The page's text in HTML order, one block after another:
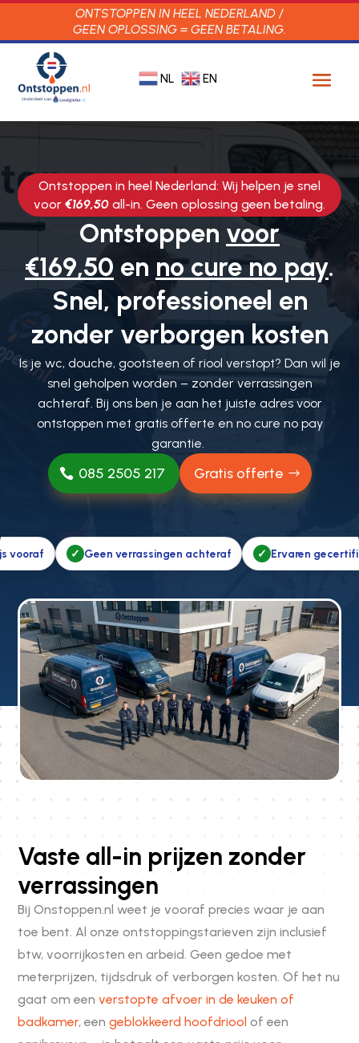
ONTSTOPPEN IN HEEL NEDERLAND /
GEEN OPLOSSING = GEEN BETALING.
NL EN
Ontstoppen in heel Nederland: Wij helpen je snel
voor €169,50 all-in. Geen oplossing geen betaling.
Ontstoppen voor
€169,50 en no cure no pay.
Snel, professioneel en
zonder verborgen kosten
Is je wc, douche, gootsteen of riool verstopt? Dan wil je
snel geholpen worden – zonder verrassingen
achteraf. Bij ons ben je aan het juiste adres voor
ontstoppen met gratis offerte en no cure no pay
garantie.
085 2505 217 Gratis offerte
verrassingen achteraf Ervaren gecertificeerde vakmensen
Vaste all-in prijzen zonder
verrassingen
Bij Onstoppen.nl weet je vooraf precies waar je aan
toe bent. Al onze ontstoppingstarieven zijn inclusief
btw, voorrijkosten en arbeid. Geen gedoe met
meterprijzen, tijdsdruk of verborgen kosten. Of het nu
gaat om eenverstopte afvoer in de keuken of
badkamer, eengeblokkeerd hoofdriool of een